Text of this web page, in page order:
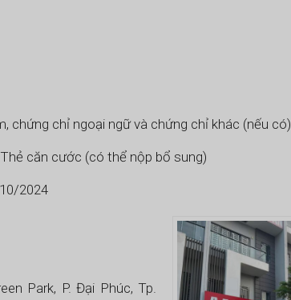
chứng chỉ ngoại ngữ và chứng chỉ khác (nếu có)
căn cước (có thể nộp bổ sung)
2024
Park, P. Đại Phúc, Tp.